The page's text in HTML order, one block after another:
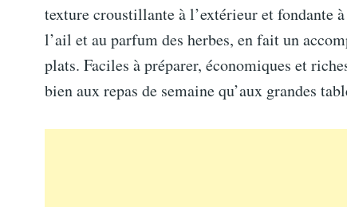
texture croustillante à l’extérieur et fondante
l’ail et au parfum des herbes, en fait un
plats. Faciles à préparer, économiques et
bien aux repas de semaine qu’aux grandes